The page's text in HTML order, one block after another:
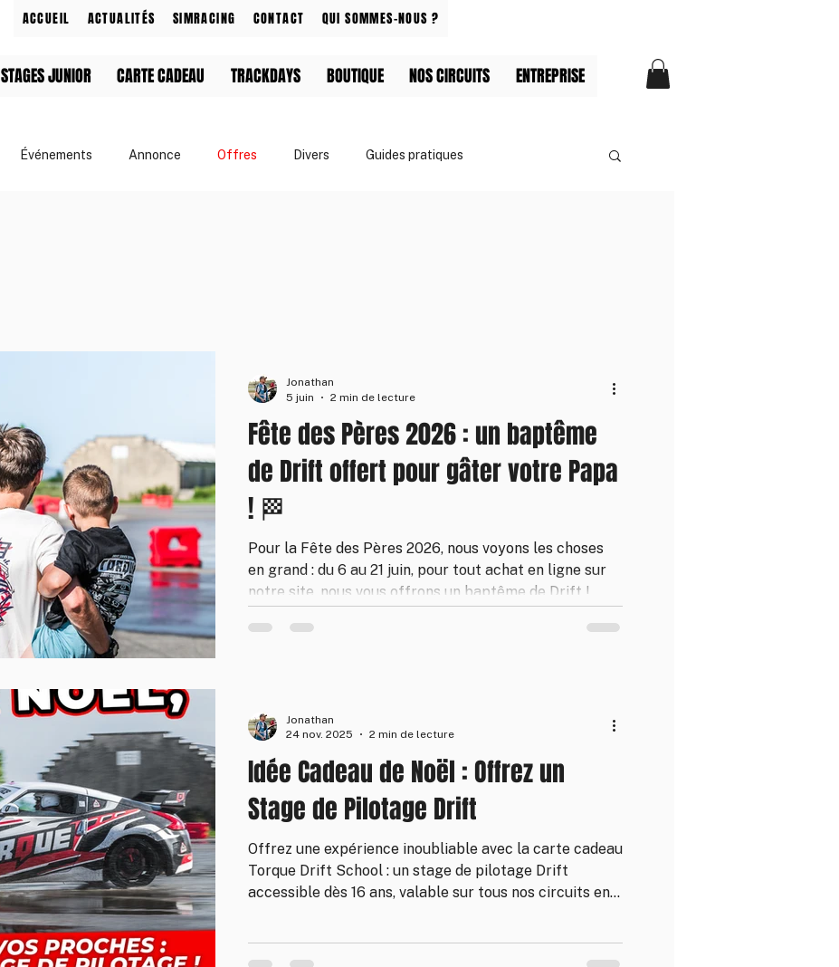
ACCUEIL ACTUALITÉS SIMRACING CONTACT QUI SOMMES-NOUS ?
STAGES JUNIOR CARTE CADEAU TRACKDAYS BOUTIQUE NOS CIRCUITS ENTREPRISE
Événements Annonce Offres Divers Guides pratiques
Fête des Pères 2026 : un baptême
de Drift offert pour gâter votre Papa
! 🏁
Pour la Fête des Pères 2026, nous voyons les choses
en grand : du 6 au 21 juin, pour tout achat en ligne sur
notre site, nous vous offrons un baptême de Drift !
boutique… chaque commande donne droit au baptême
passer.
Jonathan
5 juin
2 min de lecture
Idée Cadeau de Noël : Offrez un
Stage de Pilotage Drift
Offrez une expérience inoubliable avec la carte cadeau
Torque Drift School : un stage de pilotage Drift
accessible dès 16 ans, valable sur tous nos circuits en
du Drift au volant de nos Nissan 370Z. Une idée cadeau
Jonathan
24 nov. 2025
2 min de lecture